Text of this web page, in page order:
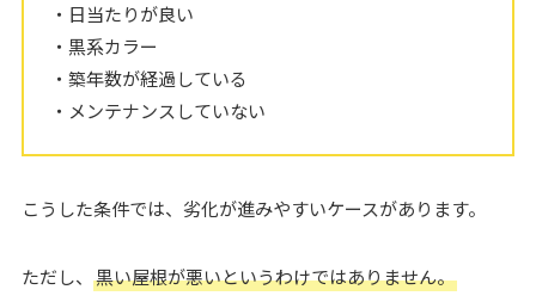
・日当たりが良い
・黒系カラー
・築年数が経過している
・メンテナンスしていない
こうした条件では、劣化が進みやすいケースがあります。
ただし、 黒い屋根が悪いというわけではありません。